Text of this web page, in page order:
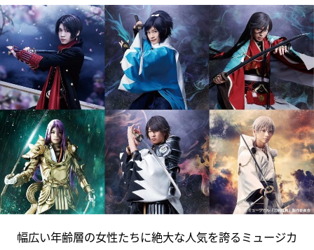
幅広い年齢層の女性たちに絶大な人気を誇るミュージカ